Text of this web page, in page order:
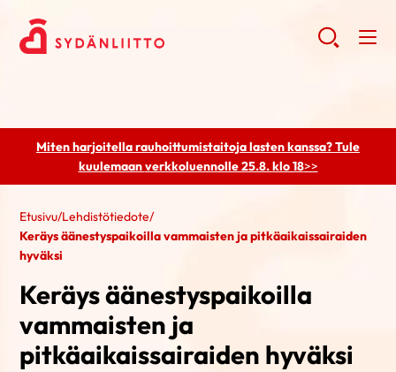
Miten harjoitella rauhoittumistaitoja lasten kanssa? Tule
kuulemaanverkkoluennolle 25.8. klo 18>>
Etusivu/Lehdistötiedote/
Keräys äänestyspaikoilla vammaisten ja pitkäaikaissairaiden
hyväksi
Keräys äänestyspaikoilla
vammaisten ja
pitkäaikaissairaiden hyväksi